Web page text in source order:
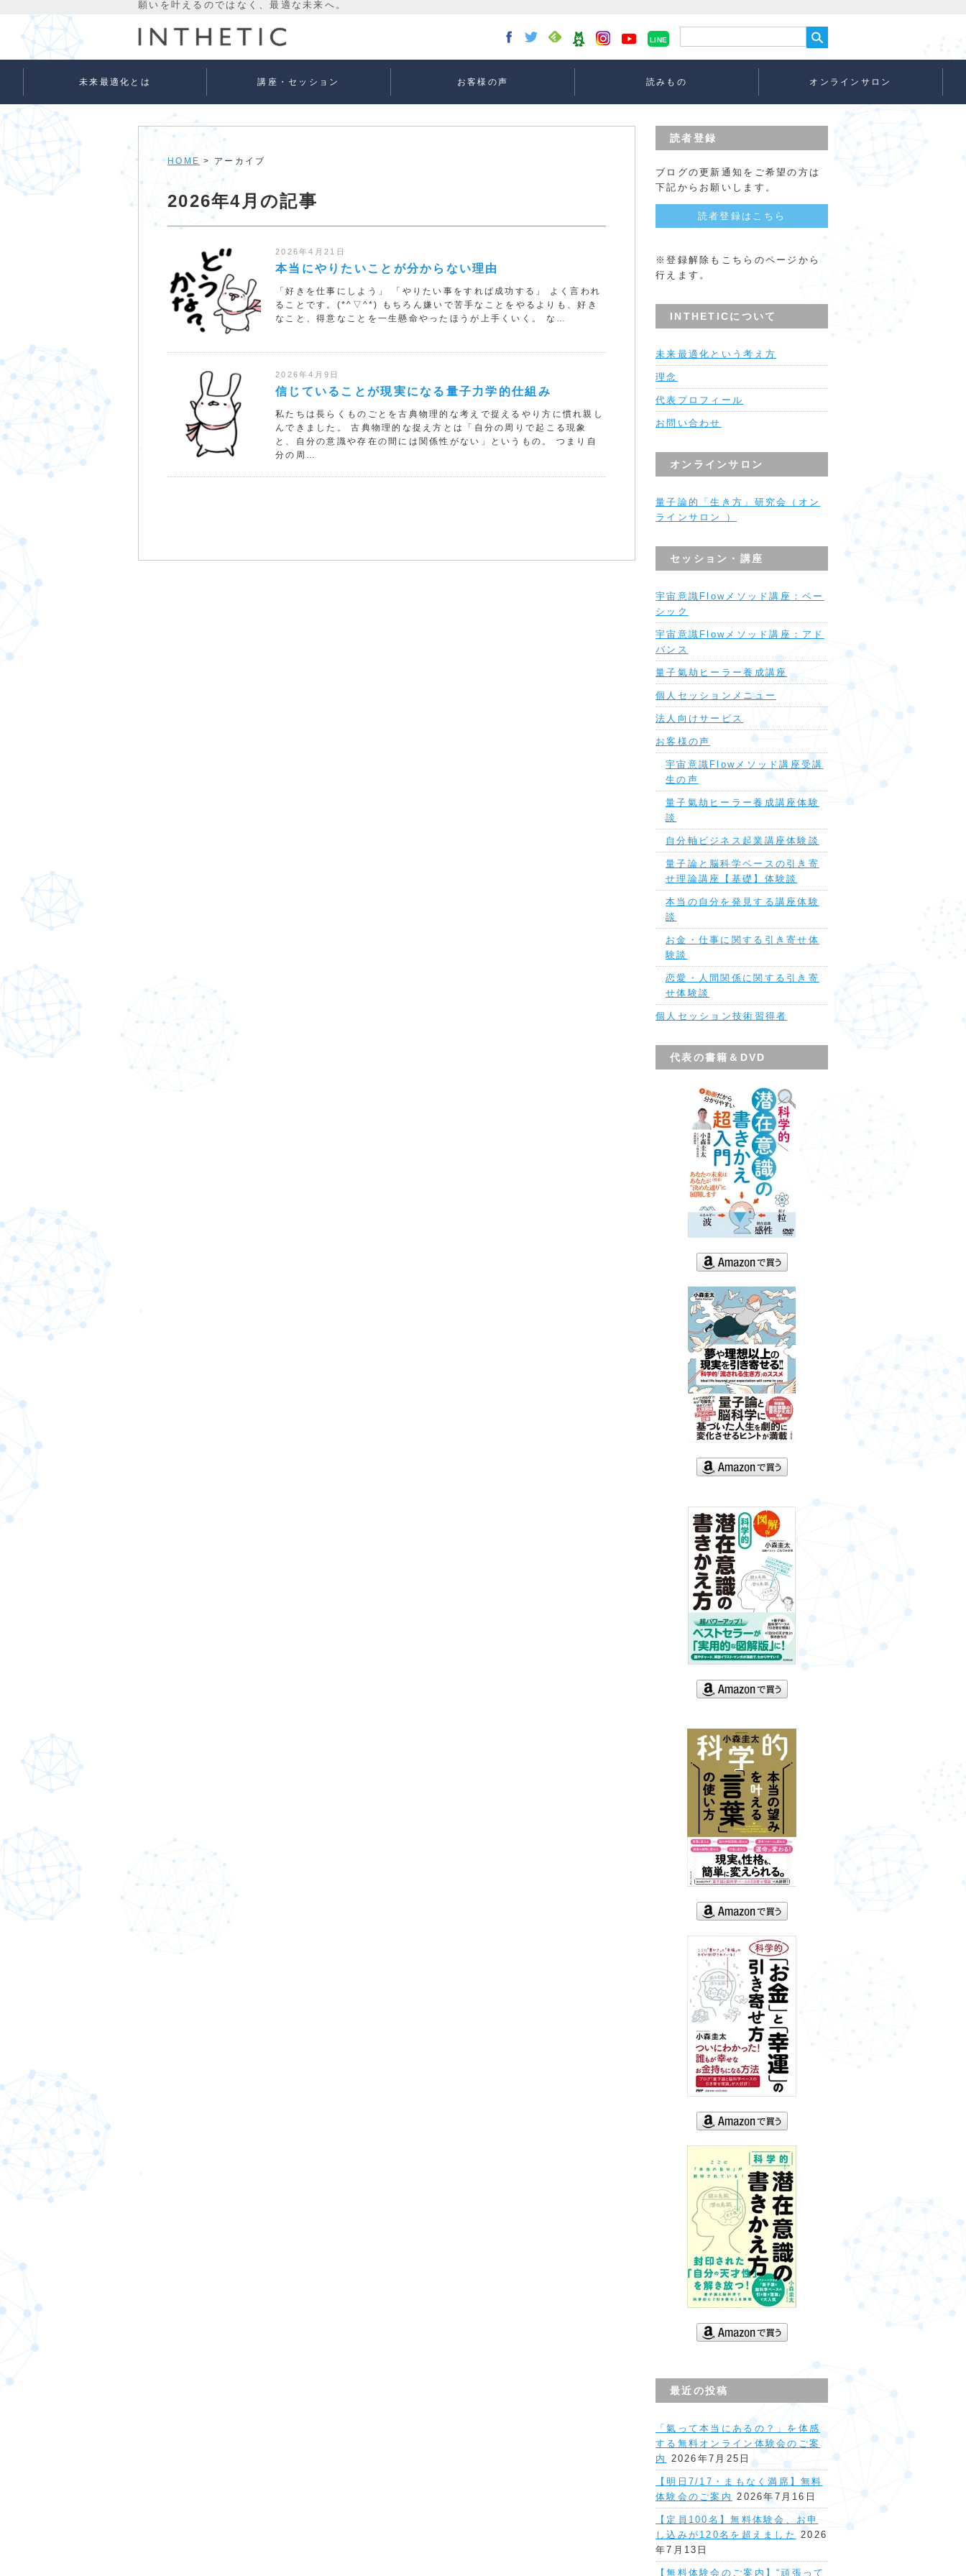
LINE
未来最適化とは 講座・セッション お客様の声 読みもの オンラインサロン
HOME > アーカイブ
2026年4月の記事
2026年4月21日
本当にやりたいことが分からない理由
「好きを仕事にしよう」 「やりたい事をすれば成功する」 よく言われ
ることです。(*^▽^*) もちろん嫌いで苦手なことをやるよりも、好き
なこと、得意なことを一生懸命やったほうが上手くいく。 な…
2026年4月9日
信じていることが現実になる量子力学的仕組み
私たちは長らくものごとを古典物理的な考えで捉えるやり方に慣れ親し
んできました。 古典物理的な捉え方とは「自分の周りで起こる現象
と、自分の意識や存在の間には関係性がない」というもの。 つまり自
分の周…
読者登録
ブログの更新通知をご希望の方は
下記からお願いします。
読者登録はこちら
※登録解除もこちらのページから
行えます。
INTHETICについて
未来最適化という考え方
理念
代表プロフィール
お問い合わせ
オンラインサロン
量子論的「生き方」研究会（オン
ラインサロン ）
セッション・講座
宇宙意識Flowメソッド講座：ベー
シック
宇宙意識Flowメソッド講座：アド
バンス
量子氣劫ヒーラー養成講座
個人セッションメニュー
法人向けサービス
お客様の声
宇宙意識Flowメソッド講座受講
生の声
量子氣劫ヒーラー養成講座体験
談
自分軸ビジネス起業講座体験談
量子論と脳科学ベースの引き寄
せ理論講座【基礎】体験談
本当の自分を発見する講座体験
談
お金・仕事に関する引き寄せ体
験談
恋愛・人間関係に関する引き寄
せ体験談
個人セッション技術習得者
代表の書籍＆DVD
最近の投稿
「氣って本当にあるの？」を体感
する無料オンライン体験会のご案
内
2026年7月25日
【明日7/17・まもなく満席】無料
体験会のご案内
2026年7月16日
【定員100名】無料体験会、お申
し込みが120名を超えました
2026
年7月13日
【無料体験会のご案内】“頑張って